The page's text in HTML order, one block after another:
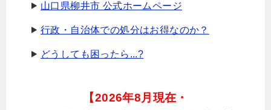
山口県柳井市 公式ホームページ
行政・自治体での処分はお得なのか？
どうしても困ったら...?
【2026年8月現在・